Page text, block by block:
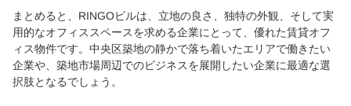
まとめると、RINGOビルは、立地の良さ、独特の外観、そして実
用的なオフィススペースを求める企業にとって、優れた賃貸オフ
ィス物件です。中央区築地の静かで落ち着いたエリアで働きたい
企業や、築地市場周辺でのビジネスを展開したい企業に最適な選
択肢となるでしょう。